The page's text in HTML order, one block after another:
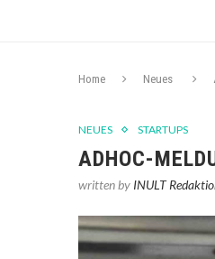
Home Neues
NEUES STARTUPS
ADHOC-
written by INULT